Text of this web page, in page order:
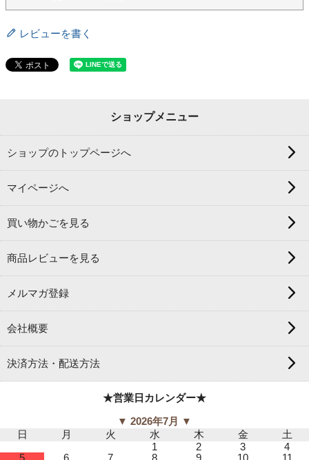
レビューを書く
ショップメニュー
ショップのトップページへ
マイページへ
買い物かごを見る
商品レビューを見る
メルマガ登録
会社概要
決済方法・配送方法
★営業日カレンダー★
▼ 2026年7月 ▼
日
月 火 水 木 金
土
1
2 3
4